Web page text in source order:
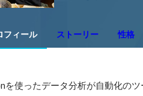
フィール ストーリー 性格
を使ったデータ分析が自動化のツ